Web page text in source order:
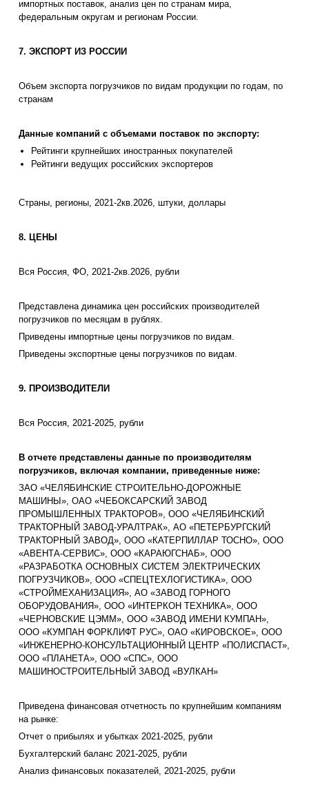
импортных поставок, анализ цен по странам мира,
федеральным округам и регионам России.
7. ЭКСПОРТ ИЗ РОССИИ
Объем экспорта погрузчиков по видам продукции по годам, по
странам
Данные компаний с объемами поставок по экспорту:
Рейтинги крупнейших иностранных покупателей
Рейтинги ведущих российских экспортеров
Страны, регионы, 2021-2кв.2026, штуки, доллары
8. ЦЕНЫ
Вся Россия, ФО, 2021-2кв.2026, рубли
Представлена динамика цен российских производителей
погрузчиков по месяцам в рублях.
Приведены импортные цены погрузчиков по видам.
Приведены экспортные цены погрузчиков по видам.
9. ПРОИЗВОДИТЕЛИ
Вся Россия, 2021-2025, рубли
В отчете представлены данные по производителям
погрузчиков, включая компании, приведенные ниже:
ЗАО «ЧЕЛЯБИНСКИЕ СТРОИТЕЛЬНО-ДОРОЖНЫЕ
МАШИНЫ», ОАО «ЧЕБОКСАРСКИЙ ЗАВОД
ПРОМЫШЛЕННЫХ ТРАКТОРОВ», ООО «ЧЕЛЯБИНСКИЙ
ТРАКТОРНЫЙ ЗАВОД-УРАЛТРАК», АО «ПЕТЕРБУРГСКИЙ
ТРАКТОРНЫЙ ЗАВОД», ООО «КАТЕРПИЛЛАР ТОСНО», ООО
«АВЕНТА-СЕРВИС», ООО «КАРАЮГСНАБ», ООО
«РАЗРАБОТКА ОСНОВНЫХ СИСТЕМ ЭЛЕКТРИЧЕСКИХ
ПОГРУЗЧИКОВ», ООО «СПЕЦТЕХЛОГИСТИКА», ООО
«СТРОЙМЕХАНИЗАЦИЯ», АО «ЗАВОД ГОРНОГО
ОБОРУДОВАНИЯ», ООО «ИНТЕРКОН ТЕХНИКА», ООО
«ЧЕРНОВСКИЕ ЦЭММ», ООО «ЗАВОД ИМЕНИ КУМПАН»,
ООО «КУМПАН ФОРКЛИФТ РУС», ОАО «КИРОВСКОЕ», ООО
«ИНЖЕНЕРНО-КОНСУЛЬТАЦИОННЫЙ ЦЕНТР «ПОЛИСПАСТ»,
ООО «ПЛАНЕТА», ООО «СПС», ООО
МАШИНОСТРОИТЕЛЬНЫЙ ЗАВОД «ВУЛКАН»
Приведена финансовая отчетность по крупнейшим компаниям
на рынке:
Отчет о прибылях и убытках 2021-2025, рубли
Бухгалтерский баланс 2021-2025, рубли
Анализ финансовых показателей, 2021-2025, рубли